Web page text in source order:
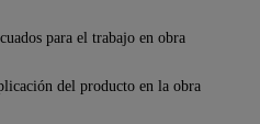
para el trabajo en obra
del producto en la obra